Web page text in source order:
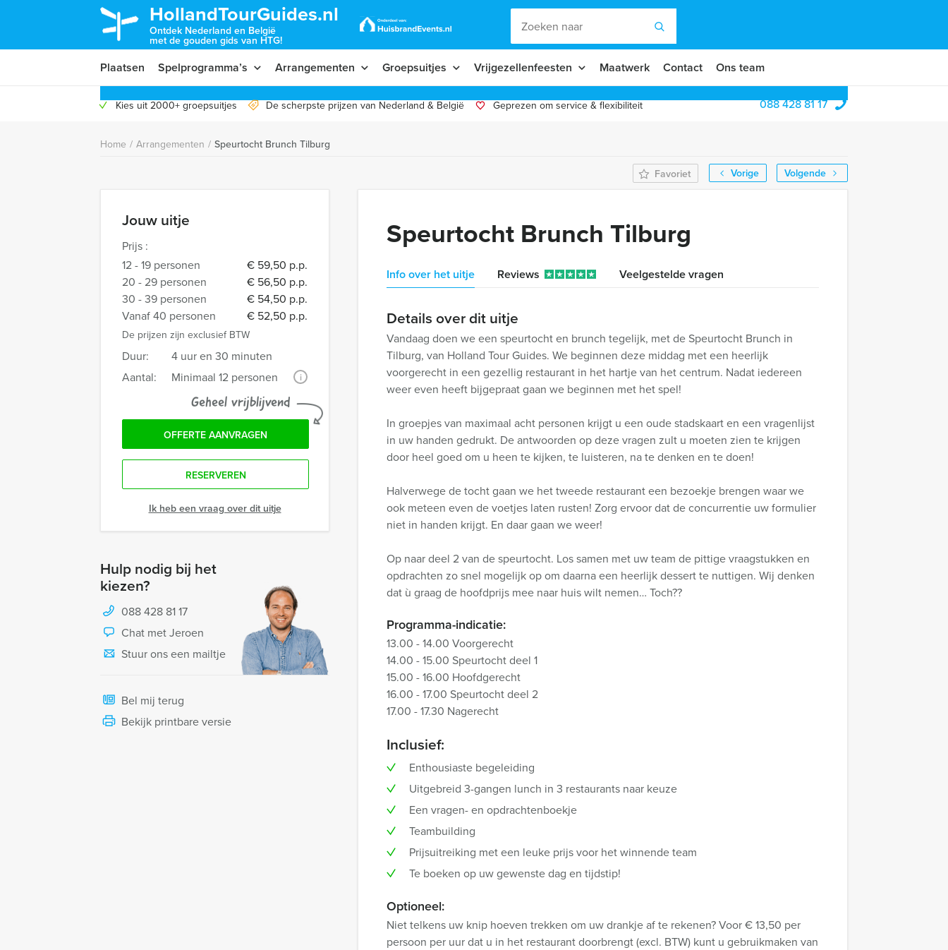
HollandTourGuides.nl
Ontdek Nederland en België
met de gouden gids van HTG!
Plaatsen Spelprogramma’s Arrangementen Groepsuitjes Vrijgezellenfeesten Maatwerk Contact Ons team
Kies uit 2000+ groepsuitjes De scherpste prijzen van Nederland & België Geprezen om service & flexibiliteit 088 428 81 17
Home / Arrangementen / Speurtocht Brunch Tilburg
Vorige Volgende
Favoriet
Jouw uitje
Prijs :
12 - 19 personen
€ 59,50 p.p.
20 - 29 personen
€ 56,50 p.p.
30 - 39 personen
€ 54,50 p.p.
Vanaf 40 personen
€ 52,50 p.p.
De prijzen zijn exclusief BTW
Duur:
4 uur en 30 minuten
Aantal:
Minimaal 12 personen i
Geheel vrijblijvend
OFFERTE AANVRAGEN
RESERVEREN
Ik heb een vraag over dit uitje
Hulp nodig bij het
kiezen?
088 428 81 17
Chat met Jeroen
Stuur ons een mailtje
Bel mij terug
Bekijk printbare versie
Speurtocht Brunch Tilburg
Info over het uitje Reviews Veelgestelde vragen
Details over dit uitje
Vandaag doen we een speurtocht en brunch tegelijk, met de Speurtocht Brunch in
Tilburg, van Holland Tour Guides. We beginnen deze middag met een heerlijk
voorgerecht in een gezellig restaurant in het hartje van het centrum. Nadat iedereen
weer even heeft bijgepraat gaan we beginnen met het spel!
In groepjes van maximaal acht personen krijgt u een oude stadskaart en een vragenlijst
in uw handen gedrukt. De antwoorden op deze vragen zult u moeten zien te krijgen
door heel goed om u heen te kijken, te luisteren, na te denken en te doen!
Halverwege de tocht gaan we het tweede restaurant een bezoekje brengen waar we
ook meteen even de voetjes laten rusten! Zorg ervoor dat de concurrentie uw formulier
niet in handen krijgt. En daar gaan we weer!
Op naar deel 2 van de speurtocht. Los samen met uw team de pittige vraagstukken en
opdrachten zo snel mogelijk op om daarna een heerlijk dessert te nuttigen. Wij denken
dat ù graag de hoofdprijs mee naar huis wilt nemen… Toch??
Programma-indicatie:
13.00 - 14.00 Voorgerecht
14.00 - 15.00 Speurtocht deel 1
15.00 - 16.00 Hoofdgerecht
16.00 - 17.00 Speurtocht deel 2
17.00 - 17.30 Nagerecht
Inclusief:
Enthousiaste begeleiding
Uitgebreid 3-gangen lunch in 3 restaurants naar keuze
Een vragen- en opdrachtenboekje
Teambuilding
Prijsuitreiking met een leuke prijs voor het winnende team
Te boeken op uw gewenste dag en tijdstip!
Optioneel:
Niet telkens uw knip hoeven trekken om uw drankje af te rekenen? Voor € 13,50 per
persoon per uur dat u in het restaurant doorbrengt (excl. BTW) kunt u gebruikmaken van